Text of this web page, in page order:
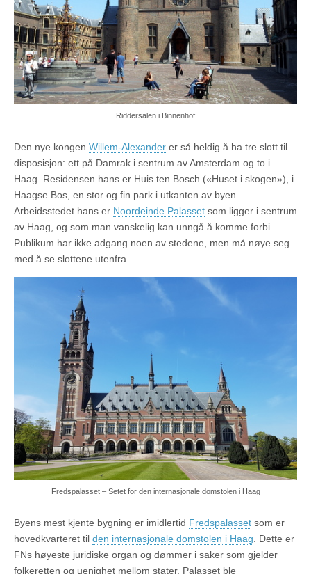
Riddersalen i Binnenhof
Den nye kongen Willem-Alexander er så heldig å ha tre slott til
disposisjon: ett på Damrak i sentrum av Amsterdam og to i
Haag. Residensen hans er Huis ten Bosch («Huset i skogen»), i
Haagse Bos, en stor og fin park i utkanten av byen.
Arbeidsstedet hans er Noordeinde Palasset som ligger i sentrum
av Haag, og som man vanskelig kan unngå å komme forbi.
Publikum har ikke adgang noen av stedene, men må nøye seg
med å se slottene utenfra.
Fredspalasset – Setet for den internasjonale domstolen i Haag
Byens mest kjente bygning er imidlertid Fredspalasset som er
hovedkvarteret til den internasjonale domstolen i Haag . Dette er
FNs høyeste juridiske organ og dømmer i saker som gjelder
folkeretten og uenighet mellom stater. Palasset ble